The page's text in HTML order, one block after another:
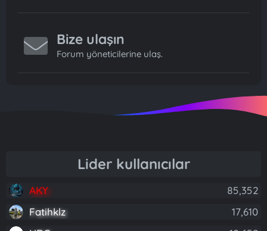
Bize ulaşın
Forum yöneticilerine ulaş.
Lider kullanıcılar
AKY
85,352
Fatihklz
17,610